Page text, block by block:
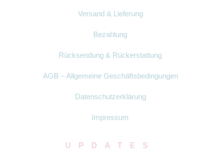
Versand & Lieferung
Bezahlung
Rücksendung & Rückerstattung
AGB – Allgemeine Geschäftsbedingungen
Datenschutzerklärung
Impressum
UPDATES